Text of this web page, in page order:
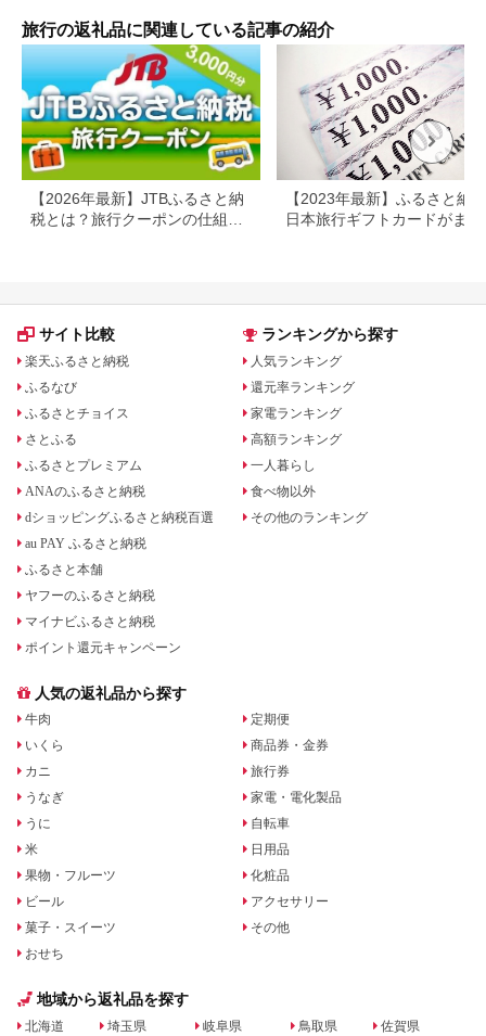
旅行の返礼品に関連している記事の紹介
【2026年最新】JTBふるさと納
税とは？旅行クーポンの仕組
【2023年最新】ふるさと納
日本旅行ギフトカードがまだ
サイト比較
楽天ふるさと納税
ふるなび
ふるさとチョイス
さとふる
ふるさとプレミアム
ANAのふるさと納税
dショッピングふるさと納税百選
au PAY ふるさと納税
ふるさと本舗
ヤフーのふるさと納税
マイナビふるさと納税
ポイント還元キャンペーン
ランキングから探す
人気ランキング
還元率ランキング
家電ランキング
高額ランキング
一人暮らし
食べ物以外
その他のランキング
人気の返礼品から探す
牛肉
いくら
カニ
うなぎ
うに
米
果物・フルーツ
ビール
菓子・スイーツ
おせち
定期便
商品券・金券
旅行券
家電・電化製品
自転車
日用品
化粧品
アクセサリー
その他
地域から返礼品を探す
北海道 埼玉県 岐阜県 鳥取県 佐賀県